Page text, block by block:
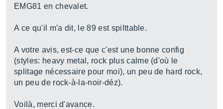
EMG81 en chevalet.
A ce qu'il m'a dit, le 89 est spilttable.
A votre avis, est-ce que c'est une bonne config
(styles: heavy metal, rock plus calme (d'où le
splitage nécessaire pour moi), un peu de hard rock,
un peu de rock-à-la-noir-déz).
Voilà, merci d'avance.